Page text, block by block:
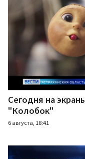
Сегодня на
"Колобок"
6 августа, 18:41